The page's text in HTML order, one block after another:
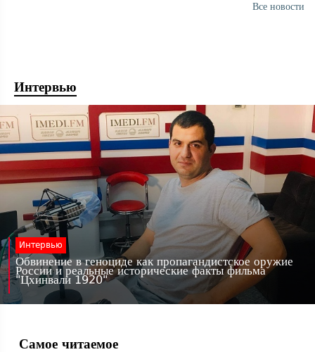
Все новости
Интервью
Интервью
Обвинение в геноциде как пропагандистское оружие
России и реальные исторические факты фильма
"Цхинвали 1920"
Самое читаемое